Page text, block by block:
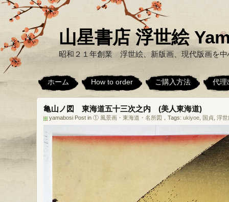
山星書店 浮世絵
昭和２１年創業 浮世絵、新版画、現代版画を
ホーム How to order ご購入方法 代理
亀山ノ図 東海道五十三次之内 (美人東海道)
yamabosi Post in ① 風景画・東海道・名所図 ，Tags: ukiyoe 国貞 浮世